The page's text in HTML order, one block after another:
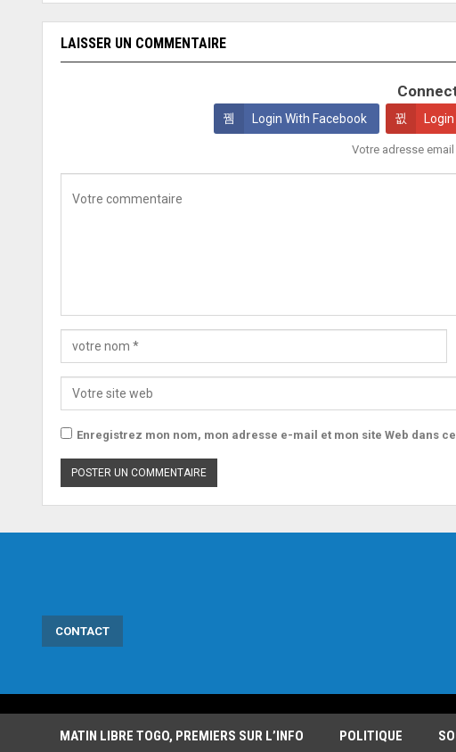
LAISSER UN COMMENTAIRE
Login With Facebook
Votre adresse
Enregistrez mon nom, mon adresse e-mail et mon site Web dans
CONTACT
MATIN LIBRE TOGO, PREMIERS SUR L’INFO POLITIQUE